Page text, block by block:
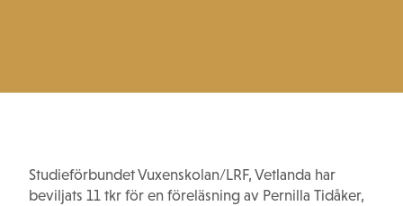
Studieförbundet Vuxenskolan/LRF, Vetlanda har
beviljats 11 tkr för en föreläsning av Pernilla Tidåker,